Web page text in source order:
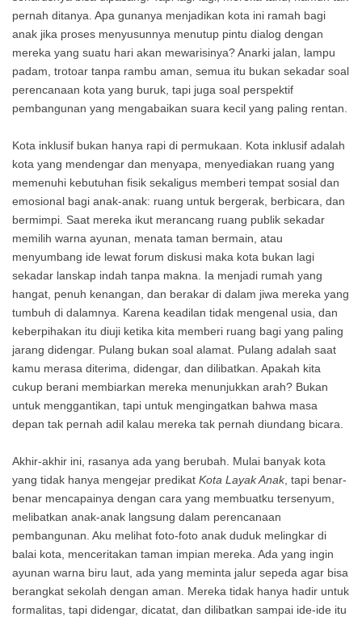
pernah ditanya. Apa gunanya menjadikan kota ini ramah bagi
anak jika proses menyusunnya menutup pintu dialog dengan
mereka yang suatu hari akan mewarisinya? Anarki jalan, lampu
padam, trotoar tanpa rambu aman, semua itu bukan sekadar soal
perencanaan kota yang buruk, tapi juga soal perspektif
pembangunan yang mengabaikan suara kecil yang paling rentan.
Kota inklusif bukan hanya rapi di permukaan. Kota inklusif adalah
kota yang mendengar dan menyapa, menyediakan ruang yang
memenuhi kebutuhan fisik sekaligus memberi tempat sosial dan
emosional bagi anak-anak: ruang untuk bergerak, berbicara, dan
bermimpi. Saat mereka ikut merancang ruang publik sekadar
memilih warna ayunan, menata taman bermain, atau
menyumbang ide lewat forum diskusi maka kota bukan lagi
sekadar lanskap indah tanpa makna. Ia menjadi rumah yang
hangat, penuh kenangan, dan berakar di dalam jiwa mereka yang
tumbuh di dalamnya. Karena keadilan tidak mengenal usia, dan
keberpihakan itu diuji ketika kita memberi ruang bagi yang paling
jarang didengar. Pulang bukan soal alamat. Pulang adalah saat
kamu merasa diterima, didengar, dan dilibatkan. Apakah kita
cukup berani membiarkan mereka menunjukkan arah? Bukan
untuk menggantikan, tapi untuk mengingatkan bahwa masa
depan tak pernah adil kalau mereka tak pernah diundang bicara.
Akhir-akhir ini, rasanya ada yang berubah. Mulai banyak kota
yang tidak hanya mengejar predikat Kota Layak Anak, tapi benar-
benar mencapainya dengan cara yang membuatku tersenyum,
melibatkan anak-anak langsung dalam perencanaan
pembangunan. Aku melihat foto-foto anak duduk melingkar di
balai kota, menceritakan taman impian mereka. Ada yang ingin
ayunan warna biru laut, ada yang meminta jalur sepeda agar bisa
berangkat sekolah dengan aman. Mereka tidak hanya hadir untuk
formalitas, tapi didengar, dicatat, dan dilibatkan sampai ide-ide itu